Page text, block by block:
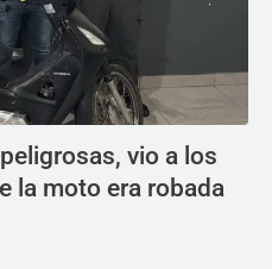
vio a los
la moto era robada